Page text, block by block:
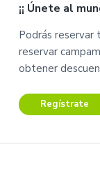
e
n
r
i
t
o
¡¡ Únete al
Podrás reservar
reservar
obtener
Regístrate